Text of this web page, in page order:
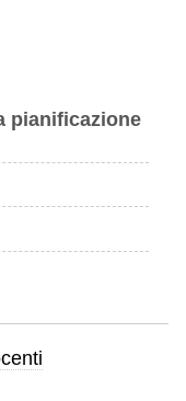
pianificazione